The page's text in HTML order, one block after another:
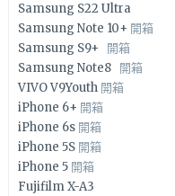
Samsung S22 Ultra
Samsung Note 10+ 開箱
Samsung S9+ 開箱
Samsung Note8 開箱
VIVO V9Youth 開箱
iPhone 6+ 開箱
iPhone 6s 開箱
iPhone 5S 開箱
iPhone 5 開箱
Fujifilm X-A3